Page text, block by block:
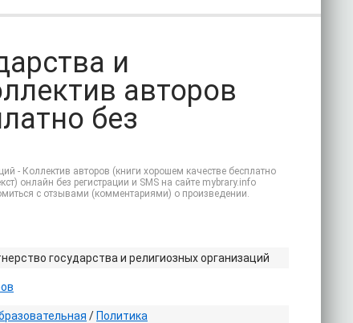
и
авторов
без
- Коллектив авторов (книги хорошем качестве бесплатно
онлайн без регистрации и SMS на сайте mybrary.info
с отзывами (комментариями) о произведении.
государства и религиозных организаций
/ Политика